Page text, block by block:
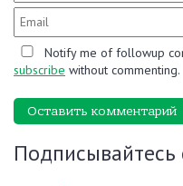
Notify me of followup
subscribe without commenting.
Оставить комментарий
Подписывайтесь